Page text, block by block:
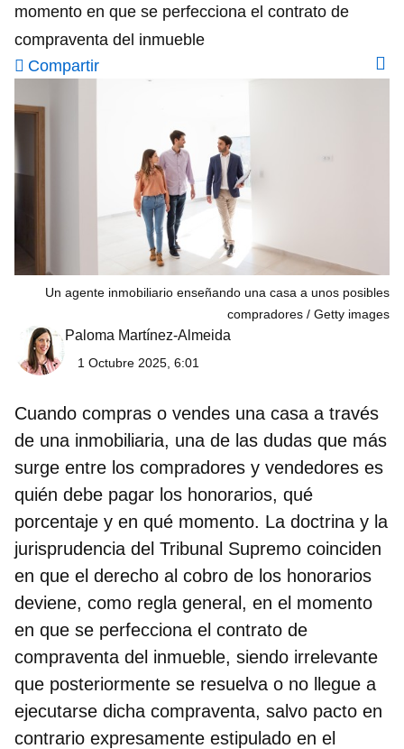
momento en que se perfecciona el contrato de
compraventa del inmueble
Compartir
Un agente inmobiliario enseñando una casa a unos posibles
compradores
Getty images
Paloma Martínez-Almeida
1 Octubre 2025, 6:01
Cuando compras o vendes una casa a través
de una inmobiliaria, una de las dudas que más
surge entre los compradores y vendedores es
quién debe pagar los honorarios, qué
porcentaje y en qué momento. La doctrina y la
jurisprudencia del Tribunal Supremo coinciden
en que el derecho al cobro de los honorarios
deviene, como regla general, en el momento
en que se perfecciona el contrato de
compraventa del inmueble, siendo irrelevante
que posteriormente se resuelva o no llegue a
ejecutarse dicha compraventa, salvo pacto en
contrario expresamente estipulado en el